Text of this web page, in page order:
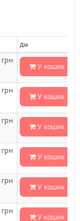
Дія
грн
У кошик
грн
У кошик
грн
У кошик
грн
У кошик
грн
У кошик
грн
У кошик